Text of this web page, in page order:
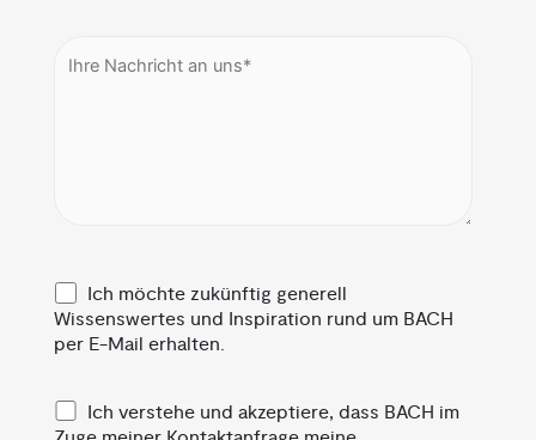
Ich möchte zukünftig generell
Wissenswertes und Inspiration rund um BACH
per E-Mail erhalten.
Ich verstehe und akzeptiere, dass BACH im